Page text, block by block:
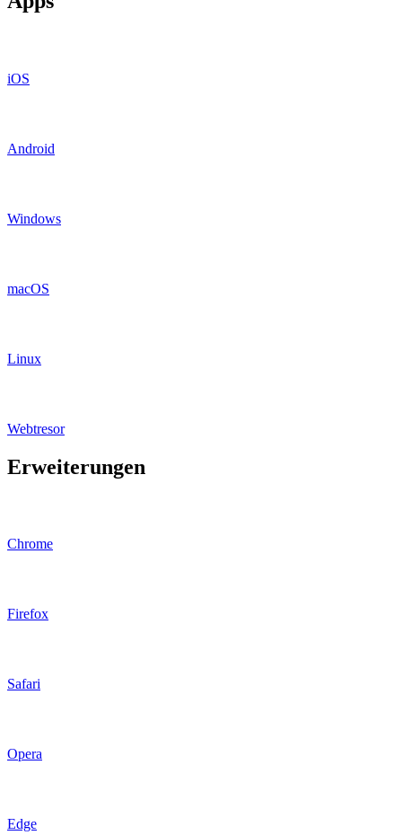
iOS
Android
Windows
macOS
Linux
Webtresor
Erweiterungen
Chrome
Firefox
Safari
Opera
Edge